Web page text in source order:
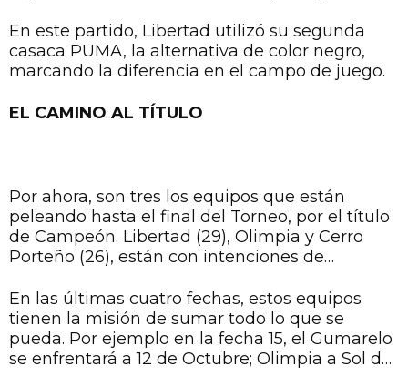
que tienen de ahora en adelante para la
culminación de la competencia.
En este partido, Libertad utilizó su segunda
casaca PUMA, la alternativa de color negro,
marcando la diferencia en el campo de juego.
EL CAMINO AL TÍTULO
Por ahora, son tres los equipos que están
peleando hasta el final del Torneo, por el título
de Campeón. Libertad (29), Olimpia y Cerro
Porteño (26), están con intenciones de
también puede meterse de vuelta en la lucha.
En las últimas cuatro fechas, estos equipos
tienen la misión de sumar todo lo que se
pueda. Por ejemplo en la fecha 15, el Gumarelo
se enfrentará a 12 de Octubre; Olimpia a Sol de